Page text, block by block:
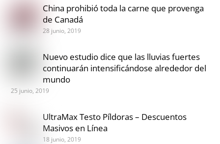
China prohibió toda la carne que provenga
de Canadá
28 junio, 2019
Nuevo estudio dice que las lluvias fuertes
continuarán intensificándose alrededor del
mundo
25 junio, 2019
UltraMax Testo Píldoras – Descuentos
Masivos en Línea
18 junio, 2019